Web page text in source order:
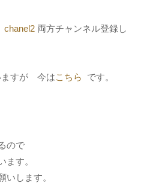
chanel2 両方チャンネル登録し
ますが 今はこちら です。
ので
ます。
いします。